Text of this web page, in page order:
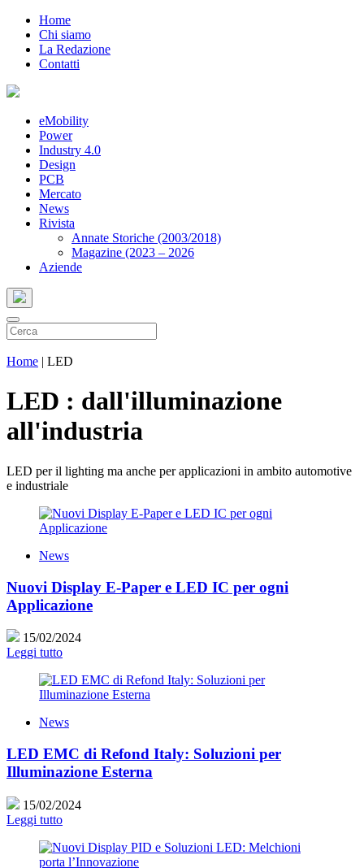
Home
Chi siamo
La Redazione
Contatti
eMobility
Power
Industry 4.0
Design
PCB
Mercato
News
Rivista
Annate Storiche (2003/2018)
Magazine (2023 – 2026
Aziende
Home | LED
LED : dall'illuminazione
all'industria
LED per il lighting ma anche per applicazioni in ambito automotive
e industriale
News
Nuovi Display E-Paper e LED IC per ogni
Applicazione
15/02/2024
Leggi tutto
News
LED EMC di Refond Italy: Soluzioni per
Illuminazione Esterna
15/02/2024
Leggi tutto